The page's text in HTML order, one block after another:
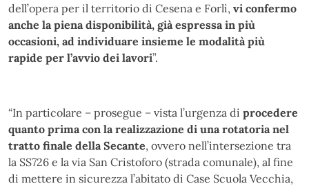
dell’opera per il territorio di Cesena e Forlì, vi confermo
anche la piena disponibilità, già espressa in più
occasioni, ad individuare insieme le modalità più
rapide per l’avvio dei lavori”.
“In particolare – prosegue – vista l’urgenza di procedere
quanto prima con la realizzazione di una rotatoria nel
tratto finale della Secante, ovvero nell’intersezione tra
la SS726 e la via San Cristoforo (strada comunale), al fine
di mettere in sicurezza l’abitato di Case Scuola Vecchia,